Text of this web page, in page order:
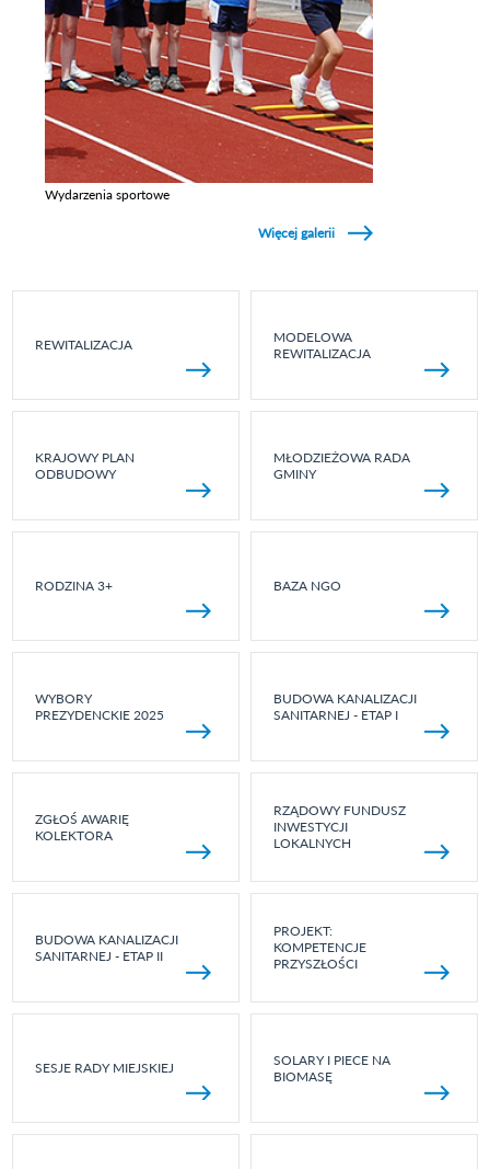
Wydarzenia sportowe
Więcej galerii
REWITALIZACJA
MODELOWA
REWITALIZACJA
KRAJOWY PLAN
ODBUDOWY
MŁODZIEŻOWA RADA
GMINY
RODZINA 3+ BAZA NGO
WYBORY
PREZYDENCKIE 2025
BUDOWA KANALIZACJI
SANITARNEJ - ETAP I
ZGŁOŚ AWARIĘ
KOLEKTORA
RZĄDOWY FUNDUSZ
INWESTYCJI
LOKALNYCH
BUDOWA KANALIZACJI
SANITARNEJ - ETAP II
PROJEKT:
KOMPETENCJE
PRZYSZŁOŚCI
SESJE RADY MIEJSKIEJ
SOLARY I PIECE NA
BIOMASĘ